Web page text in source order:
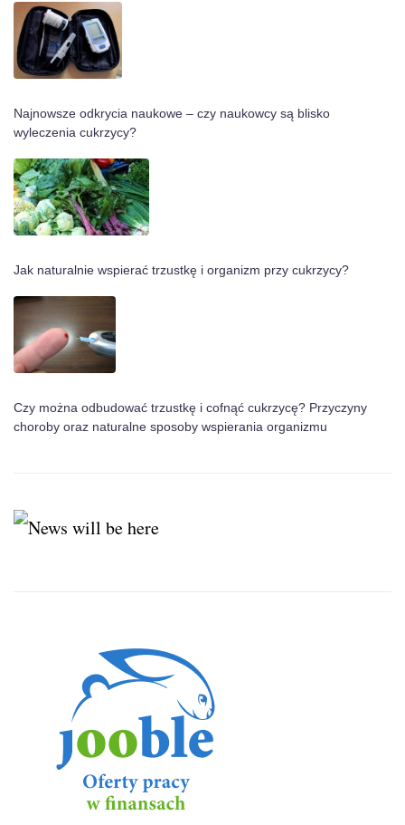
Najnowsze odkrycia naukowe – czy naukowcy są blisko
wyleczenia cukrzycy?
Jak naturalnie wspierać trzustkę i organizm przy cukrzycy?
Czy można odbudować trzustkę i cofnąć cukrzycę? Przyczyny
choroby oraz naturalne sposoby wspierania organizmu